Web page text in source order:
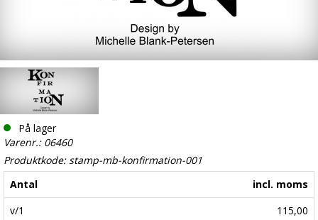
På lager
Varenr.: 06460
Produktkode: stamp-mb-konfirmation-001
Antal
incl. moms
v/1
115,00